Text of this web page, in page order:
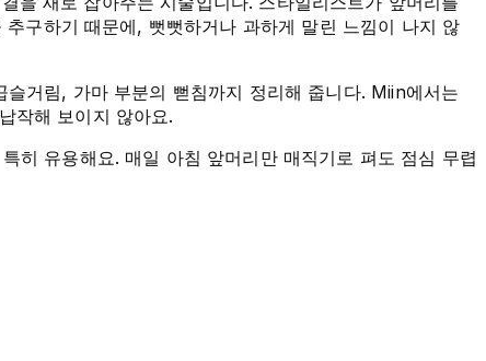
구하기 때문에, 뻣뻣하거나 과하게 말린 느낌이 나지 않
거림, 가마 부분의 뻗침까지 정리해 줍니다. Miin에서는
작해 보이지 않아요.
히 유용해요. 매일 아침 앞머리만 매직기로 펴도 점심 무렵